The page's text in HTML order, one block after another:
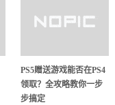
PS5赠送游戏能否在PS4
领取？全攻略教你一步
步搞定